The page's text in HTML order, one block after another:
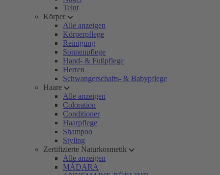
Teint
Körper
Alle anzeigen
Körperpflege
Reinigung
Sonnenpflege
Hand- & Fußpflege
Herren
Schwangerschafts- & Babypflege
Haare
Alle anzeigen
Coloration
Conditioner
Haarpflege
Shampoo
Styling
Zertifizierte Naturkosmetik
Alle anzeigen
MÁDARA